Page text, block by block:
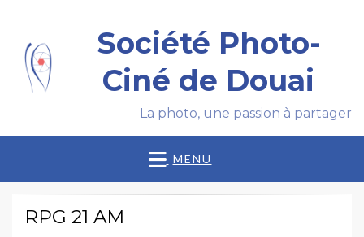
Société Photo-
Ciné de Douai
La photo, une passion à partager
MENU
RPG 21 AM